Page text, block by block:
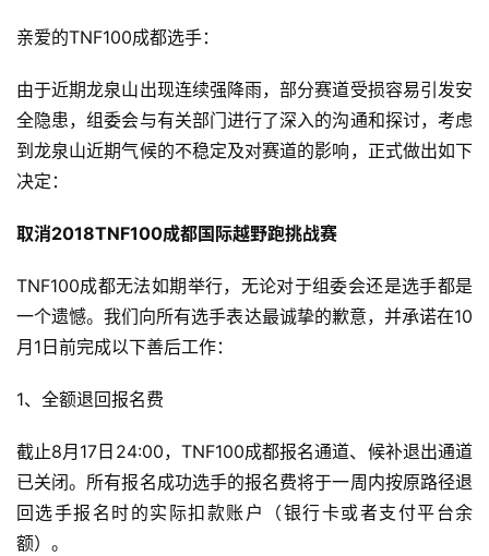
亲爱的TNF100成都选手：
由于近期龙泉山出现连续强降雨，部分赛道受损容易引发安
全隐患，组委会与有关部门进行了深入的沟通和探讨，考虑
到龙泉山近期气候的不稳定及对赛道的影响，正式做出如下
决定：
取消2018TNF100成都国际越野跑挑战赛
TNF100成都无法如期举行，无论对于组委会还是选手都是
一个遗憾。我们向所有选手表达最诚挚的歉意，并承诺在10
月1日前完成以下善后工作：
1、全额退回报名费
截止8月17日24:00，TNF100成都报名通道、候补退出通道
已关闭。所有报名成功选手的报名费将于一周内按原路径退
回选手报名时的实际扣款账户（银行卡或者支付平台余
额）。